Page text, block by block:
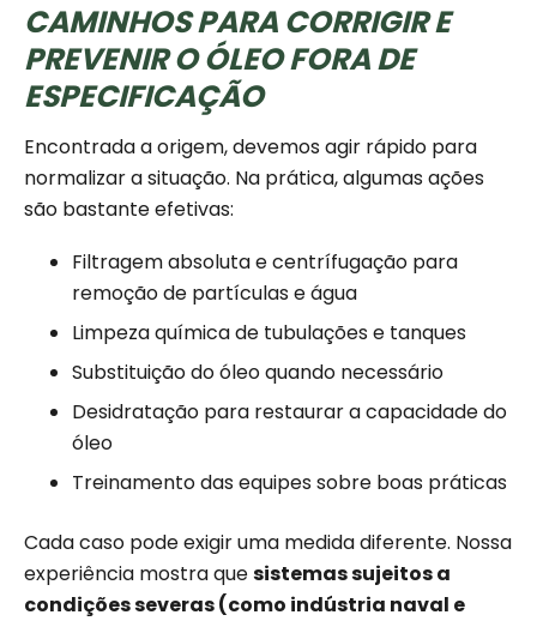
CAMINHOS PARA CORRIGIR E
PREVENIR O ÓLEO FORA DE
ESPECIFICAÇÃO
Encontrada a origem, devemos agir rápido para
normalizar a situação. Na prática, algumas ações
são bastante efetivas:
Filtragem absoluta e centrífugação para
remoção de partículas e água
Limpeza química de tubulações e tanques
Substituição do óleo quando necessário
Desidratação para restaurar a capacidade do
óleo
Treinamento das equipes sobre boas práticas
Cada caso pode exigir uma medida diferente. Nossa
experiência mostra quesistemas sujeitos a
condições severas (como indústria naval e